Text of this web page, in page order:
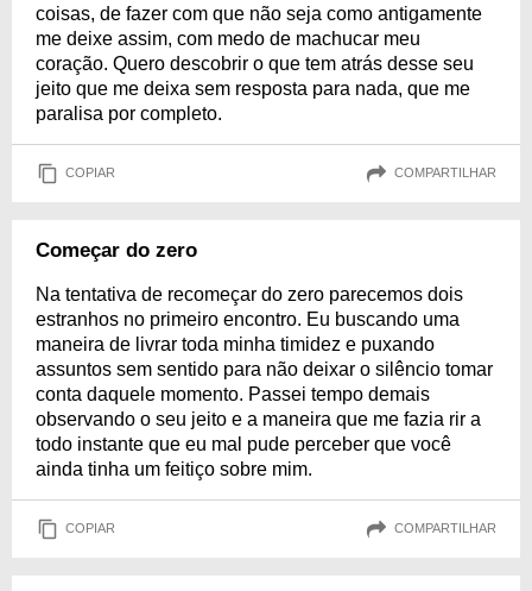
coisas, de fazer com que não seja como antigamente
me deixe assim, com medo de machucar meu
coração. Quero descobrir o que tem atrás desse seu
jeito que me deixa sem resposta para nada, que me
paralisa por completo.
COPIAR COMPARTILHAR
Começar do zero
Na tentativa de recomeçar do zero parecemos dois
estranhos no primeiro encontro. Eu buscando uma
maneira de livrar toda minha timidez e puxando
assuntos sem sentido para não deixar o silêncio tomar
conta daquele momento. Passei tempo demais
observando o seu jeito e a maneira que me fazia rir a
todo instante que eu mal pude perceber que você
ainda tinha um feitiço sobre mim.
COPIAR COMPARTILHAR